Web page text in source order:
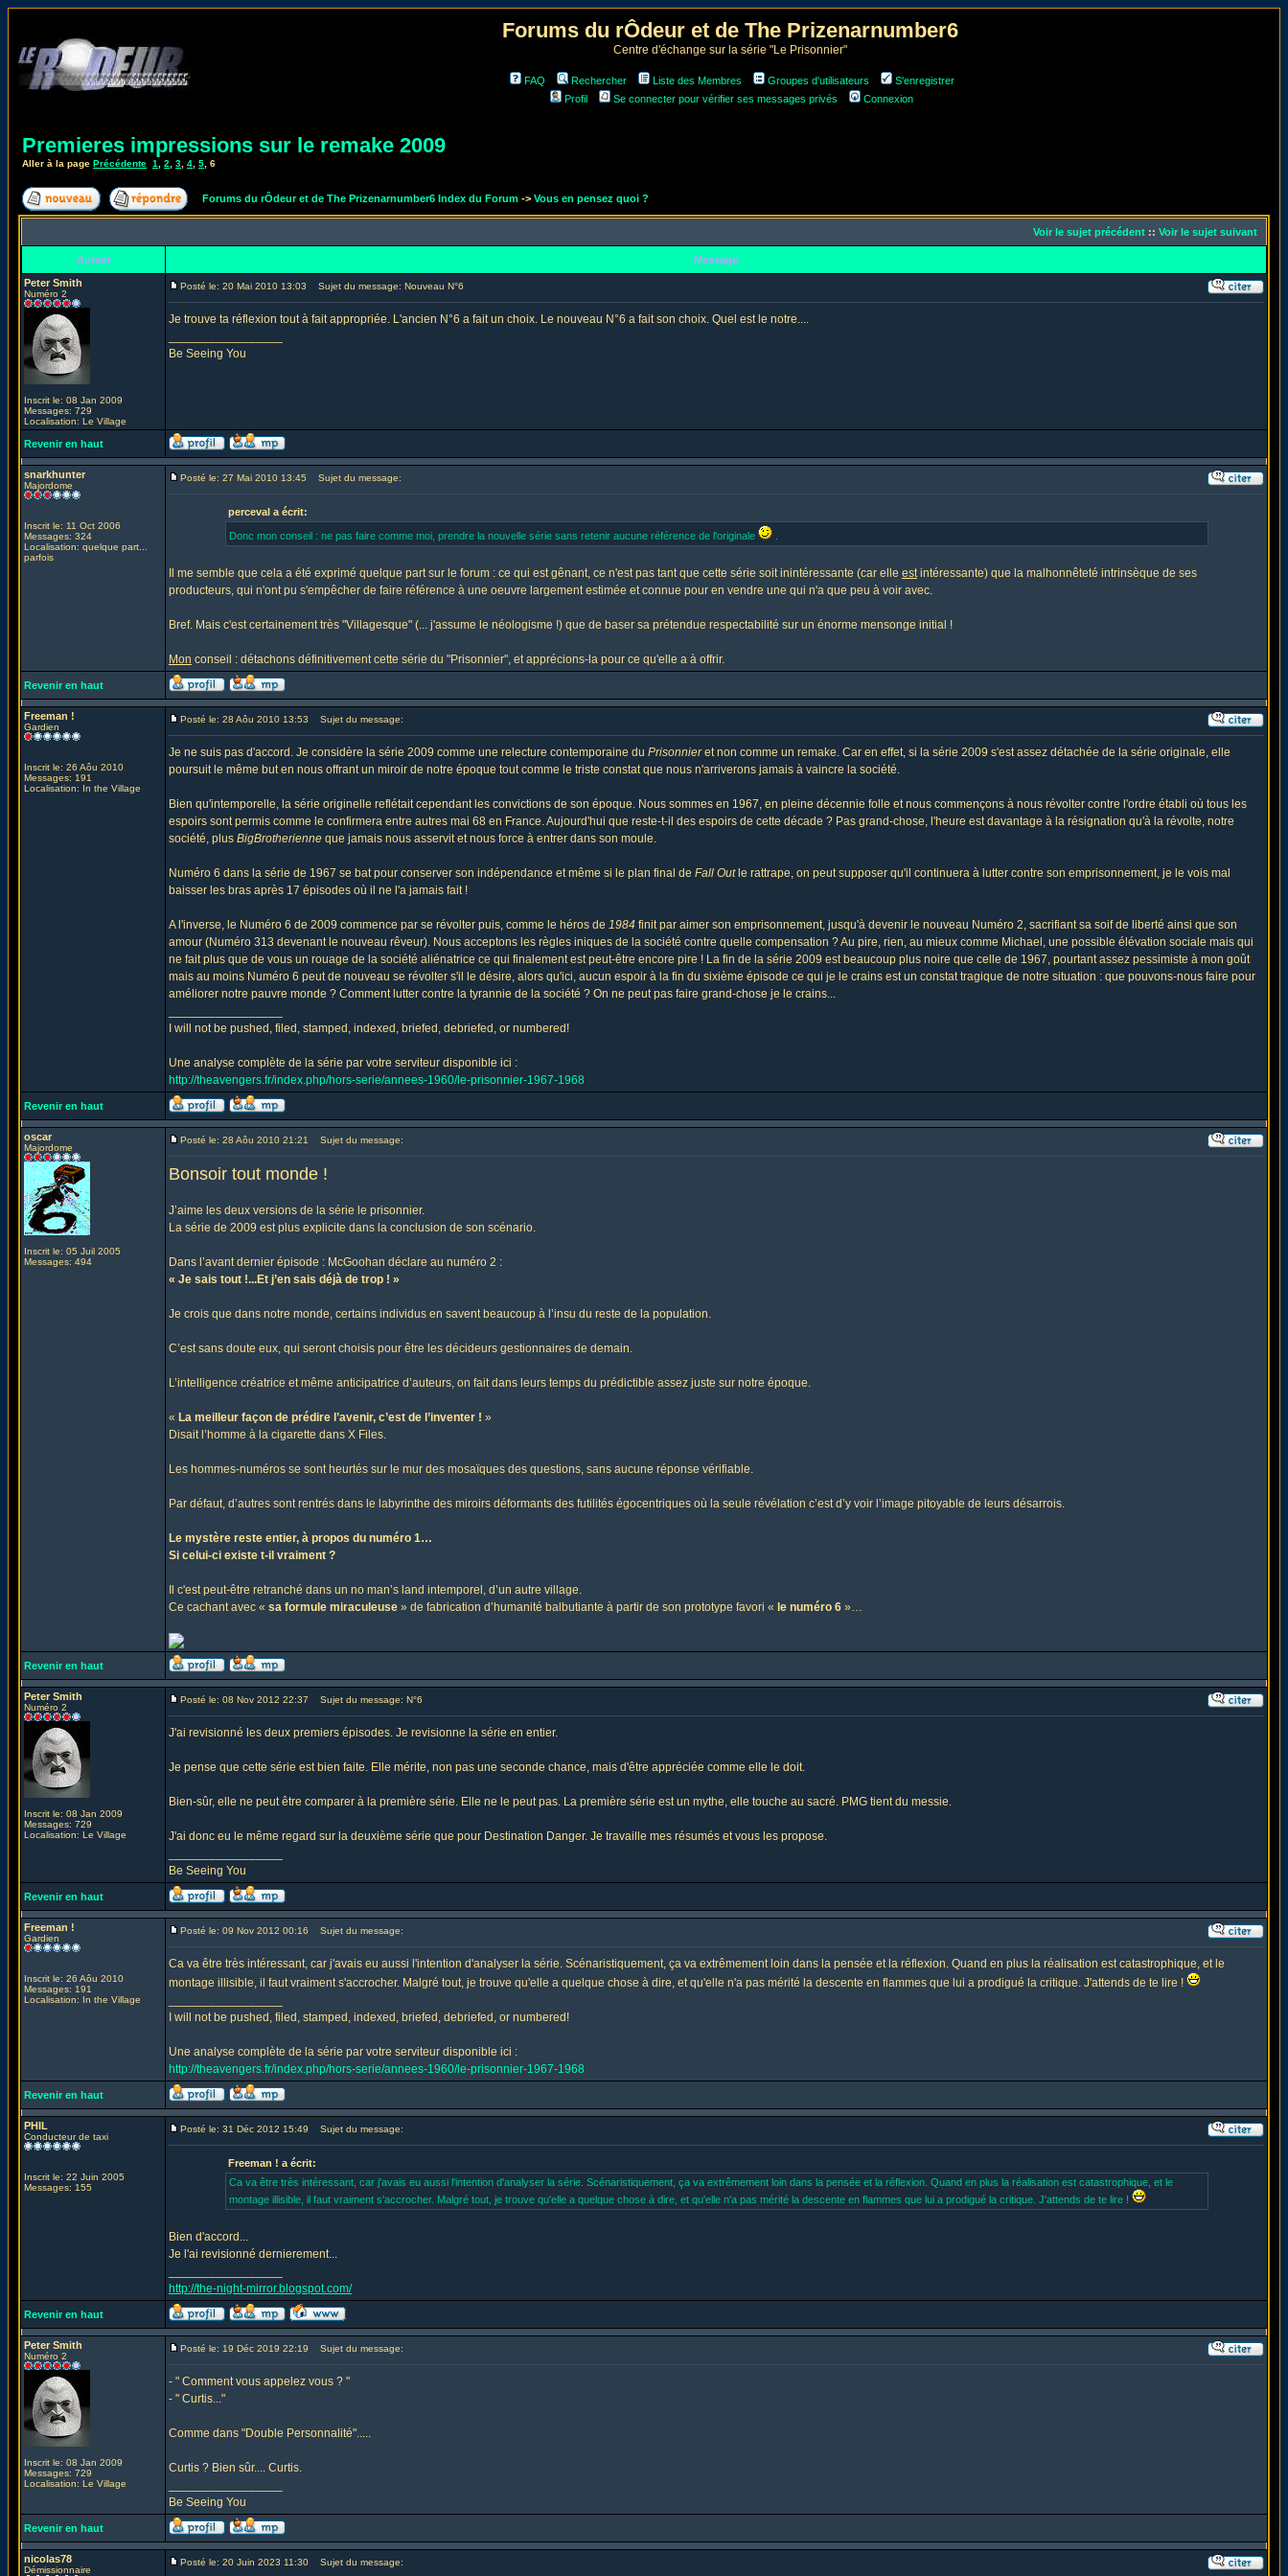
Forums du rÔdeur et de The Prizenarnumber6
Centre d'échange sur la série "Le Prisonnier"
FAQ Rechercher Liste des Membres Groupes d'utilisateurs
S'enregistrer
Profil
Se connecter pour vérifier ses messages privés Connexion
Premieres impressions sur le remake 2009
Aller à la page Précédente 1 2 3 4 5 6
Forums du rÔdeur et de The Prizenarnumber6 Index du Forum -> Vous en pensez quoi ?
Voir le sujet précédent :: Voir le sujet suivant
Auteur
Message
Peter Smith
Numéro 2
Inscrit le: 08 Jan 2009
Messages: 729
Localisation: Le Village
Posté le: 20 Mai 2010 13:03 Sujet du message: Nouveau N°6
Je trouve ta réflexion tout à fait appropriée. L'ancien N°6 a fait un choix. Le nouveau N°6 a fait son choix. Quel est le notre....
Be Seeing You
Revenir en haut
snarkhunter
Majordome
Inscrit le: 11 Oct 2006
Messages: 324
Localisation: quelque part...
parfois
Posté le: 27 Mai 2010 13:45 Sujet du message:
perceval a écrit:
Donc mon conseil : ne pas faire comme moi, prendre la nouvelle série sans retenir aucune référence de l'originale .
Il me semble que cela a été exprimé quelque part sur le forum : ce qui est gênant, ce n'est pas tant que cette série soit inintéressante (car elle estintéressante) que la malhonnêteté intrinsèque de ses
producteurs, qui n'ont pu s'empêcher de faire référence à une oeuvre largement estimée et connue pour en vendre une qui n'a que peu à voir avec.
Bref. Mais c'est certainement très "Villagesque" (... j'assume le néologisme !) que de baser sa prétendue respectabilité sur un énorme mensonge initial !
Mon conseil : détachons définitivement cette série du "Prisonnier", et apprécions-la pour ce qu'elle a à offrir.
Revenir en haut
Freeman !
Gardien
Inscrit le: 26 Aôu 2010
Messages: 191
Localisation: In the Village
Posté le: 28 Aôu 2010 13:53 Sujet du message:
Je ne suis pas d'accord. Je considère la série 2009 comme une relecture contemporaine du Prisonnieret non comme un remake. Car en effet, si la série 2009 s'est assez détachée de la série originale, elle
poursuit le même but en nous offrant un miroir de notre époque tout comme le triste constat que nous n'arriverons jamais à vaincre la société.
Bien qu'intemporelle, la série originelle reflétait cependant les convictions de son époque. Nous sommes en 1967, en pleine décennie folle et nous commençons à nous révolter contre l'ordre établi où tous les
espoirs sont permis comme le confirmera entre autres mai 68 en France. Aujourd'hui que reste-t-il des espoirs de cette décade ? Pas grand-chose, l'heure est davantage à la résignation qu'à la révolte, notre
société, plus BigBrotherienne que jamais nous asservit et nous force à entrer dans son moule.
Numéro 6 dans la série de 1967 se bat pour conserver son indépendance et même si le plan final de Fall Outle rattrape, on peut supposer qu'il continuera à lutter contre son emprisonnement, je le vois mal
baisser les bras après 17 épisodes où il ne l'a jamais fait !
A l'inverse, le Numéro 6 de 2009 commence par se révolter puis, comme le héros de 1984 finit par aimer son emprisonnement, jusqu'à devenir le nouveau Numéro 2, sacrifiant sa soif de liberté ainsi que son
amour (Numéro 313 devenant le nouveau rêveur). Nous acceptons les règles iniques de la société contre quelle compensation ? Au pire, rien, au mieux comme Michael, une possible élévation sociale mais qui
ne fait plus que de vous un rouage de la société aliénatrice ce qui finalement est peut-être encore pire ! La fin de la série 2009 est beaucoup plus noire que celle de 1967, pourtant assez pessimiste à mon goût
mais au moins Numéro 6 peut de nouveau se révolter s'il le désire, alors qu'ici, aucun espoir à la fin du sixième épisode ce qui je le crains est un constat tragique de notre situation : que pouvons-nous faire pour
améliorer notre pauvre monde ? Comment lutter contre la tyrannie de la société ? On ne peut pas faire grand-chose je le crains...
I will not be pushed, filed, stamped, indexed, briefed, debriefed, or numbered!
Une analyse complète de la série par votre serviteur disponible ici :
http://theavengers.fr/index.php/hors-serie/annees-1960/le-prisonnier-1967-1968
Revenir en haut
oscar
Majordome
Inscrit le: 05 Juil 2005
Messages: 494
Posté le: 28 Aôu 2010 21:21 Sujet du message:
Bonsoir tout monde !
J’aime les deux versions de la série le prisonnier.
La série de 2009 est plus explicite dans la conclusion de son scénario.
Dans l’avant dernier épisode : McGoohan déclare au numéro 2 :
« Je sais tout !...Et j’en sais déjà de trop ! »
Je crois que dans notre monde, certains individus en savent beaucoup à l’insu du reste de la population.
C’est sans doute eux, qui seront choisis pour être les décideurs gestionnaires de demain.
L’intelligence créatrice et même anticipatrice d’auteurs, on fait dans leurs temps du prédictible assez juste sur notre époque.
« La meilleur façon de prédire l’avenir, c’est de l’inventer ! »
Disait l’homme à la cigarette dans X Files.
Les hommes-numéros se sont heurtés sur le mur des mosaïques des questions, sans aucune réponse vérifiable.
Par défaut, d’autres sont rentrés dans le labyrinthe des miroirs déformants des futilités égocentriques où la seule révélation c’est d’y voir l’image pitoyable de leurs désarrois.
Le mystère reste entier, à propos du numéro 1…
Si celui-ci existe t-il vraiment ?
Il c'est peut-être retranché dans un no man’s land intemporel, d’un autre village.
Ce cachant avec « sa formule miraculeuse » de fabrication d’humanité balbutiante à partir de son prototype favori « le numéro 6 »…
Revenir en haut
Peter Smith
Numéro 2
Inscrit le: 08 Jan 2009
Messages: 729
Localisation: Le Village
Posté le: 08 Nov 2012 22:37 Sujet du message: N°6
J'ai revisionné les deux premiers épisodes. Je revisionne la série en entier.
Je pense que cette série est bien faite. Elle mérite, non pas une seconde chance, mais d'être appréciée comme elle le doit.
Bien-sûr, elle ne peut être comparer à la première série. Elle ne le peut pas. La première série est un mythe, elle touche au sacré. PMG tient du messie.
J'ai donc eu le même regard sur la deuxième série que pour Destination Danger. Je travaille mes résumés et vous les propose.
Be Seeing You
Revenir en haut
Freeman !
Gardien
Inscrit le: 26 Aôu 2010
Messages: 191
Localisation: In the Village
Posté le: 09 Nov 2012 00:16 Sujet du message:
Ca va être très intéressant, car j'avais eu aussi l'intention d'analyser la série. Scénaristiquement, ça va extrêmement loin dans la pensée et la réflexion. Quand en plus la réalisation est catastrophique, et le
montage illisible, il faut vraiment s'accrocher. Malgré tout, je trouve qu'elle a quelque chose à dire, et qu'elle n'a pas mérité la descente en flammes que lui a prodigué la critique. J'attends de te lire !
I will not be pushed, filed, stamped, indexed, briefed, debriefed, or numbered!
Une analyse complète de la série par votre serviteur disponible ici :
http://theavengers.fr/index.php/hors-serie/annees-1960/le-prisonnier-1967-1968
Revenir en haut
PHIL
Conducteur de taxi
Inscrit le: 22 Juin 2005
Messages: 155
Posté le: 31 Déc 2012 15:49 Sujet du message:
Freeman ! a écrit:
Ca va être très intéressant, car j'avais eu aussi l'intention d'analyser la série. Scénaristiquement, ça va extrêmement loin dans la pensée et la réflexion. Quand en plus la réalisation est catastrophique, et le
montage illisible, il faut vraiment s'accrocher. Malgré tout, je trouve qu'elle a quelque chose à dire, et qu'elle n'a pas mérité la descente en flammes que lui a prodigué la critique. J'attends de te lire !
Bien d'accord...
Je l'ai revisionné dernierement...
http://the-night-mirror.blogspot.com/
Revenir en haut
Peter Smith
Numéro 2
Inscrit le: 08 Jan 2009
Messages: 729
Localisation: Le Village
Posté le: 19 Déc 2019 22:19 Sujet du message:
- " Comment vous appelez vous ? "
- " Curtis..."
Comme dans "Double Personnalité".....
Curtis ? Bien sûr.... Curtis.
Be Seeing You
Revenir en haut
nicolas78
Démissionnaire
Posté le: 20 Juin 2023 11:30 Sujet du message: